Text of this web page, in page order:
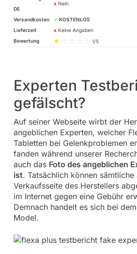
DE
xNein
Versandkosten ✓ KOSTENLOS
Lieferzeit
xKeine Angaben
Bewertung
★ ☆ ☆ ☆ ☆ 1/5
Experten
gefälscht?
Auf seiner Webseite wirbt der
angeblichen Experten, welcher
Tabletten bei Gelenkproblemen
fanden während unserer
auch das Foto des angeblichen
ist. Tatsächlich können sämtliche
Verkaufsseite des Herstellers
im Internet gegen eine Gebühr
Demnach handelt es sich bei
Model.